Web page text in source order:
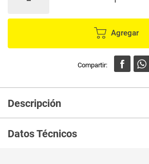
Agregar
Descripción
crujiente ideales como pasabocas para
aprecias, maní con sabor a
Datos Técnicos